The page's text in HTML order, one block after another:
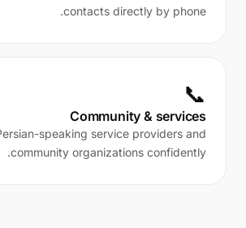
contacts directly by phone.
📞
Community & services
speaking service providers and
community organizations confidently.